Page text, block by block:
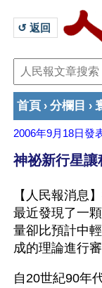
↺ 返回
首頁 › 分欄目 ›
2006年9月18日發
神祕新行星讓
【人民報消息
最近發現了一
量卻比預計中
成的理論進行審
自20世紀90年